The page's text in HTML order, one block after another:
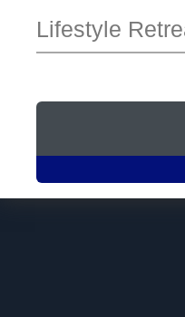
Lifestyle